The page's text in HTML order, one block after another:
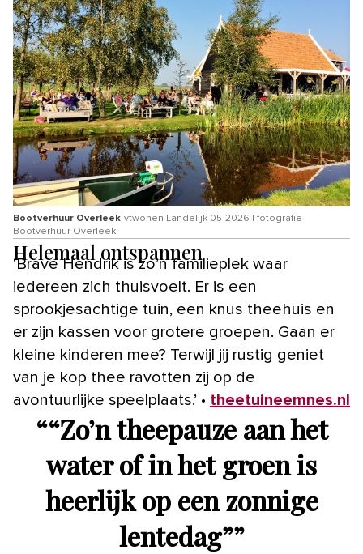
Bootverhuur Overleek vtwonen Landelijk 05-2026 | fotografie
Bootverhuur Overleek
Helemaal ontspannen
‘Brave Hendrik is zo’n familieplek waar
iedereen zich thuisvoelt. Er is een
sprookjesachtige tuin, een knus theehuis en
er zijn kassen voor grotere groepen. Gaan er
kleine kinderen mee? Terwijl jij rustig geniet
van je kop thee ravotten zij op de
avontuurlijke speelplaats.’ • theetuineemnes.nl
““Zo’n theepauze aan het
water of in het groen is
heerlijk op een zonnige
lentedag””